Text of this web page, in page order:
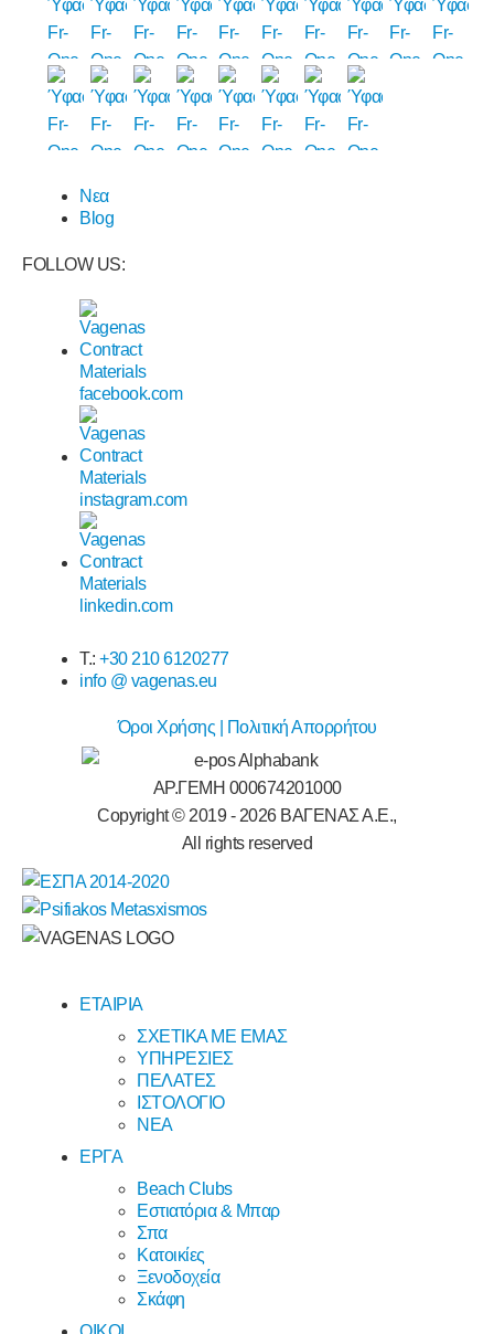
Νεα
Blog
FOLLOW US:
T.: +30 210 6120277
info @ vagenas.eu
Όροι Χρήσης | Πολιτική Απορρήτου
ΑΡ.ΓΕΜΗ 000674201000
Copyright © 2019 - 2026ΒΑΓΕΝΑΣ Α.Ε.,
All rights reserved
ΕΤΑΙΡΙΑ
ΣΧΕΤΙΚΑ ΜΕ ΕΜΑΣ
ΥΠΗΡΕΣΙΕΣ
ΠΕΛΑΤΕΣ
ΙΣΤΟΛΟΓΙΟ
ΝΕΑ
ΕΡΓΑ
Beach Clubs
Εστιατόρια & Μπαρ
Σπα
Κατοικίες
Ξενοδοχεία
Σκάφη